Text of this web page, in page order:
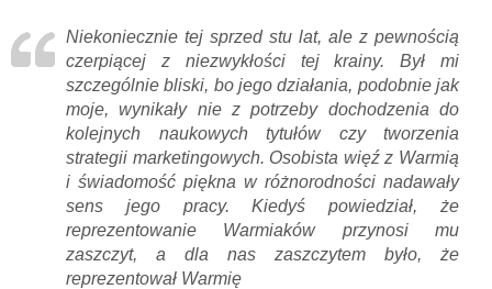
Niekoniecznie tej sprzed stu lat, ale z pewnością
czerpiącej z niezwykłości tej krainy. Był mi
szczególnie bliski, bo jego działania, podobnie jak
moje, wynikały nie z potrzeby dochodzenia do
kolejnych naukowych tytułów czy tworzenia
strategii marketingowych. Osobista więź z Warmią
i świadomość piękna w różnorodności nadawały
sens jego pracy. Kiedyś powiedział, że
reprezentowanie Warmiaków przynosi mu
zaszczyt, a dla nas zaszczytem było, że
reprezentował Warmię